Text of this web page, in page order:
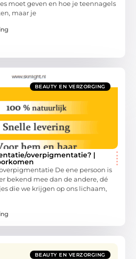
moet geven en hoe je teennagels
maar je
BEAUTY EN VERZORGING
overpigmentatie? |
De ene persoon is
bekend mee dan de andere, dé
die we krijgen op ons lichaam,
BEAUTY EN VERZORGING